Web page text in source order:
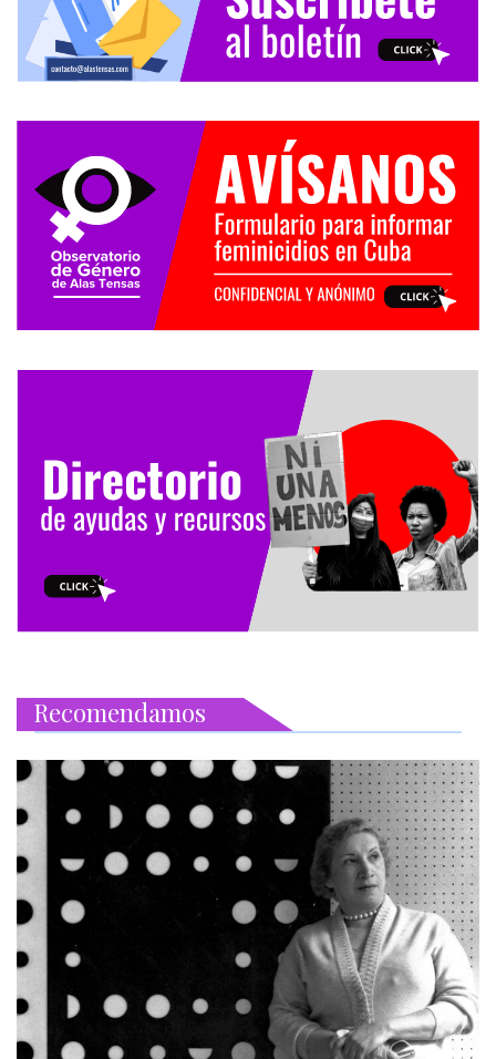
Recomendamos